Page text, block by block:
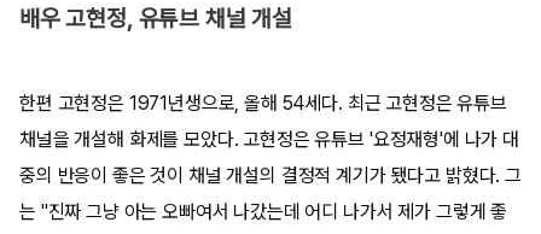
배우 고현정, 유튜브 채널 개설
한편 고현정은 1971년생으로, 올해 54세다. 최근 고현정은 유튜브
채널을 개설해 화제를 모았다. 고현정은 유튜브 '요정재형'에 나가 대
중의 반응이 좋은 것이 채널 개설의 결정적 계기가 됐다고 밝혔다. 그
는 "진짜 그냥 아는 오빠여서 나갔는데 어디 나가서 제가 그렇게 좋